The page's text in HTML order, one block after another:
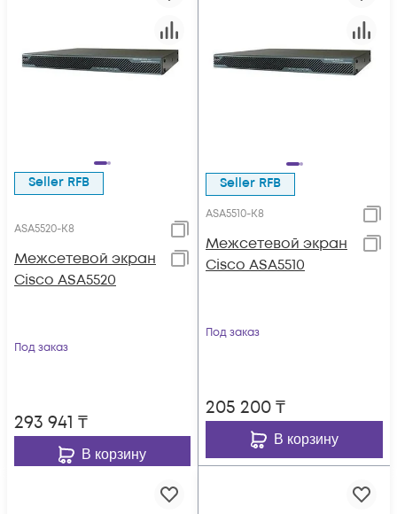
Seller RFB
ASA5520-K8
Межсетевой экран
Cisco ASA5520
Под заказ
293 941 ₸
В корзину
Seller RFB
ASA5510-K8
Межсетевой экран
Cisco ASA5510
Под заказ
205 200₸
В корзину